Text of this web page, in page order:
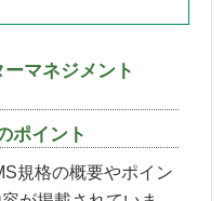
マネジメント
ポイント
規格の概要やポイン